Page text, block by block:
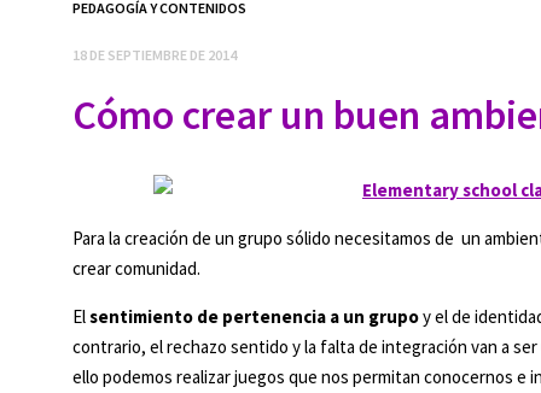
PEDAGOGÍA Y CONTENIDOS
18 DE SEPTIEMBRE DE 2014
Cómo crear un buen
Para la creación de un grupo sólido necesitamos de un
crear comunidad.
Elsentimiento de pertenencia a un grupoy el de
contrario, el rechazo sentido y la falta de integración van a
ello podemos realizar juegos que nos permitan conocernos e